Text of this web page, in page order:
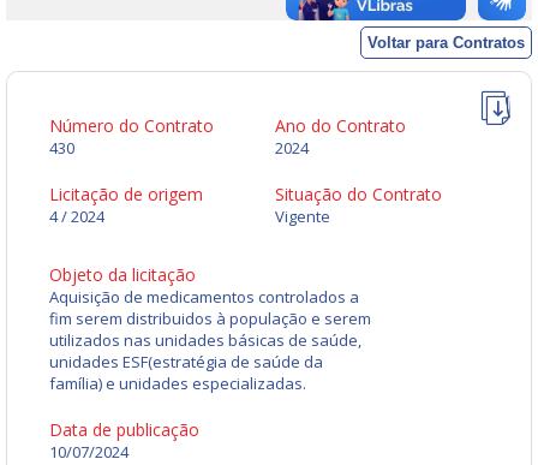
Voltar para Contratos
Número do Contrato
430
Ano do Contrato
2024
Licitação de origem
4 / 2024
Situação do Contrato
Vigente
Objeto da licitação
Aquisição de medicamentos controlados a
fim serem distribuidos à população e serem
utilizados nas unidades básicas de saúde,
unidades ESF(estratégia de saúde da
família) e unidades especializadas.
Data de publicação
10/07/2024